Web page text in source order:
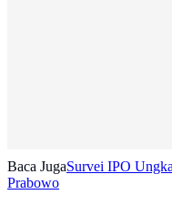
Baca JugaSurvei IPO
Prabowo